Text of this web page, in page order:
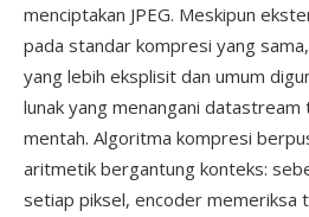
menciptakan JPEG. Meskipun
pada standar kompresi yang
yang lebih eksplisit dan umum
lunak yang menangani datastream
mentah. Algoritma kompresi
aritmetik bergantung konteks:
setiap piksel, encoder memeriksa